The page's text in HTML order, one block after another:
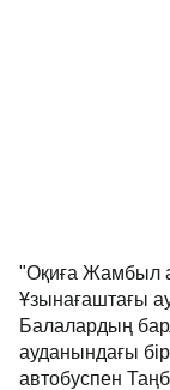
"Оқиға Жамбыл
Ұзынағаштағы
Балалардың
ауданындағы
автобуспен